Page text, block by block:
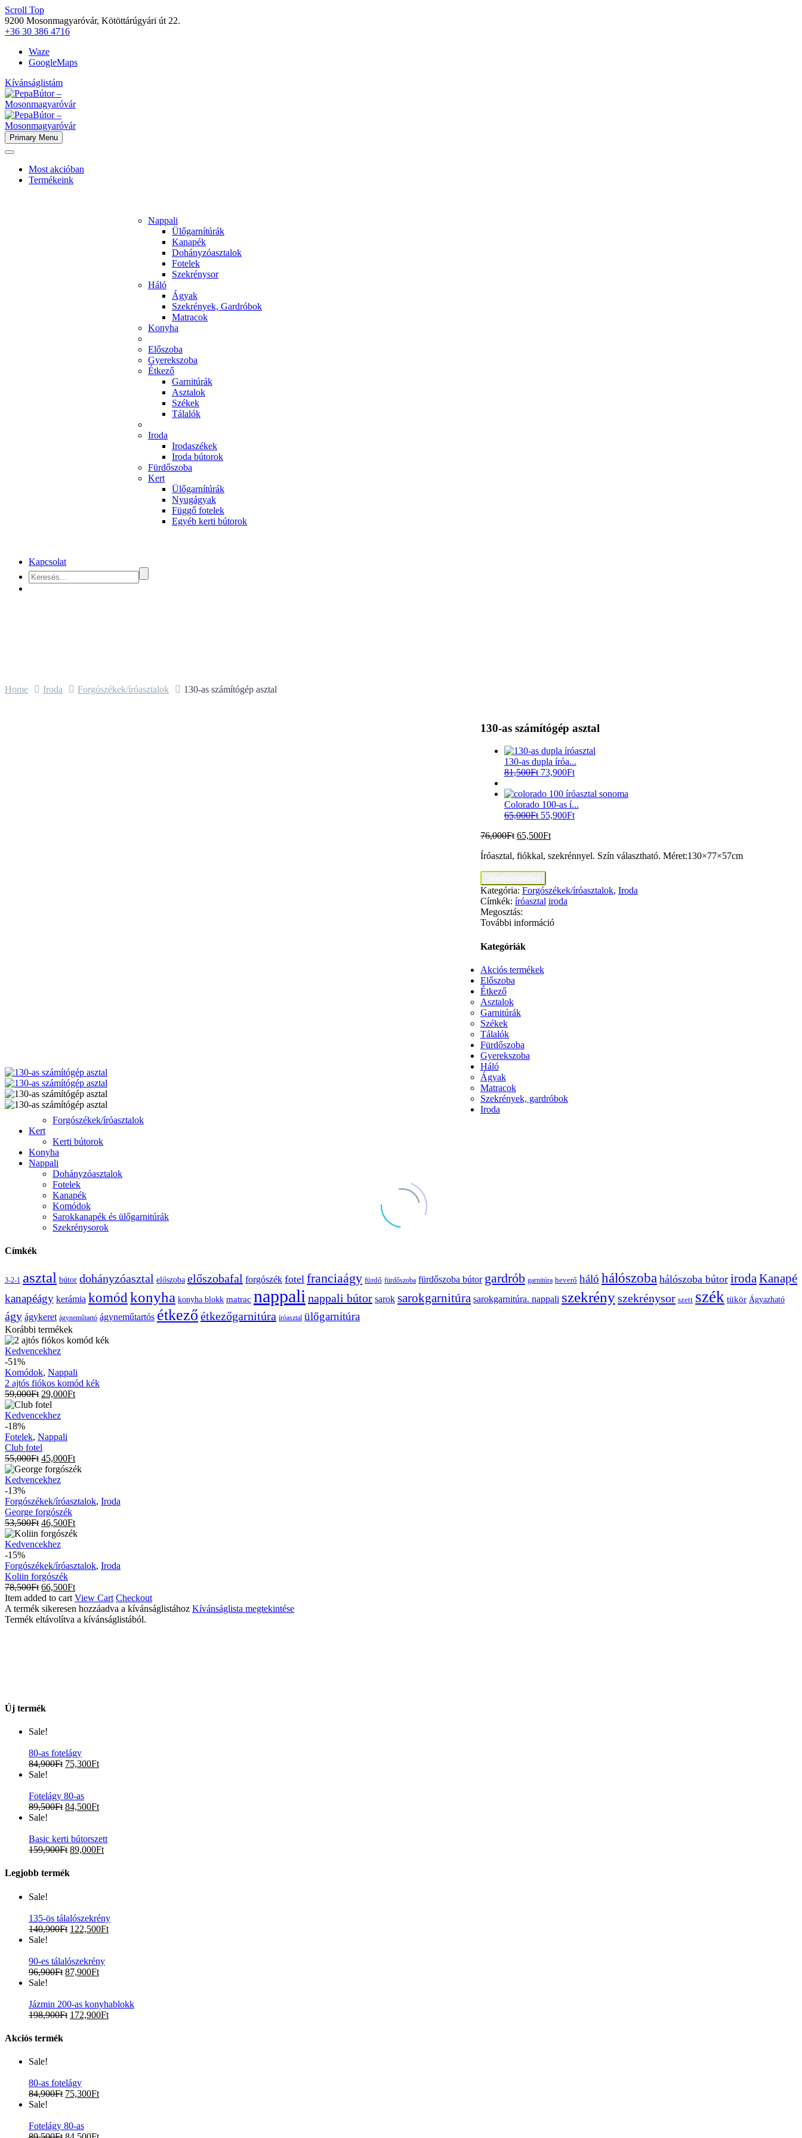
Scroll Top
9200 Mosonmagyaróvár, Kötöttárúgyári út 22.
+36 30 386 4716
Waze
GoogleMaps
Kívánságlistám
Primary Menu
Most akcióban
Termékeink
Nappali
Ülőgarnítúrák
Kanapék
Dohányzóasztalok
Fotelek
Szekrénysor
Háló
Ágyak
Szekrények, Gardróbok
Matracok
Konyha
Előszoba
Gyerekszoba
Étkező
Garnitúrák
Asztalok
Székek
Tálalók
Iroda
Irodaszékek
Iroda bútorok
Fürdőszoba
Kert
Ülőgarnítúrák
Nyugágyak
Függő fotelek
Egyéb kerti bútorok
Kapcsolat
Home Iroda Forgószékek/íróasztalok 130-as számítógép asztal
130-as számítógép asztal
130-as dupla íróa...
81,500Ft 73,900Ft
Colorado 100-as í...
65,000Ft 55,900Ft
76,000Ft 65,500Ft
Íróasztal, fiókkal, szekrénnyel. Szín választható. Méret:130×77×57cm
Kategória: Forgószékek/íróasztalok, Iroda
Címkék: íróasztal iroda
Megosztás:
További információ
Kategóriák
Akciós termékek
Előszoba
Étkező
Asztalok
Garnitúrák
Székek
Tálalók
Fürdőszoba
Gyerekszoba
Háló
Ágyak
Matracok
Szekrények, gardróbok
Iroda
Forgószékek/íróasztalok
Kert
Kerti bútorok
Konyha
Nappali
Dohányzóasztalok
Fotelek
Kanapék
Komódok
Sarokkanapék és ülőgarnitúrák
Szekrénysorok
Címkék
3-2-1 asztal bútor dohányzóasztal előszoba előszobafal forgószék fotel franciaágy fürdő fürdőszoba fürdőszoba bútor gardrób garnitúra heverő háló hálószoba hálószoba bútor iroda Kanapé
kanapéágy kerámia komód konyha konyha blokk matrac nappali nappali bútor sarok sarokgarnitúra sarokgarnitúra. nappali szekrényszekrénysor szett szék tükör Ágyazható
ágy ágykeret ágyneműtartó ágyneműtartós étkező étkezőgarnitúra íróasztal ülőgarnitúra
Korábbi termékek
2
ajtós
fiókos
komód
kék
Kedvencekhez
-51%
Komódok, Nappali
2 ajtós fiókos komód kék
59,000Ft 29,000Ft
Club
fotel
Kedvencekhez
-18%
Fotelek, Nappali
Club fotel
55,000Ft 45,000Ft
George
forgószék
Kedvencekhez
-13%
Forgószékek/íróasztalok, Iroda
George forgószék
53,500Ft 46,500Ft
Koliin
forgószék
Kedvencekhez
-15%
Forgószékek/íróasztalok, Iroda
Koliin forgószék
78,500Ft 66,500Ft
Item added to cart View Cart Checkout
A termék sikeresen hozzáadva a kívánságlistához Kívánságlista megtekintése
Termék eltávolítva a kívánságlistából.
Új termék
Sale!
80-as fotelágy
84,900Ft 75,300Ft
Sale!
Fotelágy 80-as
89,500Ft 84,500Ft
Sale!
Basic kerti bútorszett
159,900Ft 89,000Ft
Legjobb termék
Sale!
135-ös tálalószekrény
140,900Ft 122,500Ft
Sale!
90-es tálalószekrény
96,900Ft 87,900Ft
Sale!
Jázmin 200-as konyhablokk
198,900Ft 172,900Ft
Akciós termék
Sale!
80-as fotelágy
84,900Ft 75,300Ft
Sale!
Fotelágy 80-as